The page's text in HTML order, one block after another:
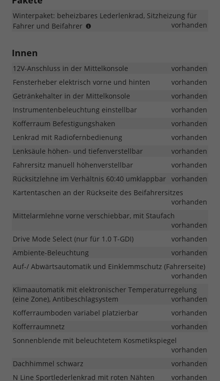
Winterpaket: beheizbares Lederlenkrad, Sitzheizung für
Fahrer und Beifahrer
vorhanden
Innen
12V-Anschluss in der Mittelkonsole
vorhanden
Fensterheber elektrisch vorne und hinten
vorhanden
Getränkehalter in der Mittelkonsole
vorhanden
Instrumentenbeleuchtung einstellbar
vorhanden
Kofferraum Befestigungshaken
vorhanden
Lenkrad mit Radiofernbedienung
vorhanden
Lenksäule höhen- und tiefenverstellbar
vorhanden
Fahrersitz manuell höhenverstellbar
vorhanden
Rücksitzlehne im Verhältnis 60:40 umklappbar vorhanden
Kartentaschen an der Rückseite des Beifahrersitzes
vorhanden
Mittelarmlehne vorne verschiebbar, mit Staufach
vorhanden
Drive Mode Select (nur für 1.0 T-GDI)
vorhanden
Ambiente-Beleuchtung
vorhanden
Auf-/ Abwärtsautomatik und Einklemmschutz (Fahrerseite)
vorhanden
Klimaautomatik mit elektronischer Temperaturregelung
(eine Zone), Antibeschlagsystem
vorhanden
Kofferraumboden variabel platzierbar
vorhanden
Kofferraumnetz
vorhanden
Sonnenblende mit beleuchtetem Kosmetikspiegel
vorhanden
Dachhimmel schwarz
vorhanden
N Line Sportlederlenkrad mit roten Nähten
vorhanden